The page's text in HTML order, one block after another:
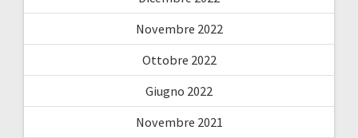
Novembre 2022
Ottobre 2022
Giugno 2022
Novembre 2021